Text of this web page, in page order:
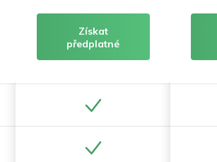
Získat
předplatné